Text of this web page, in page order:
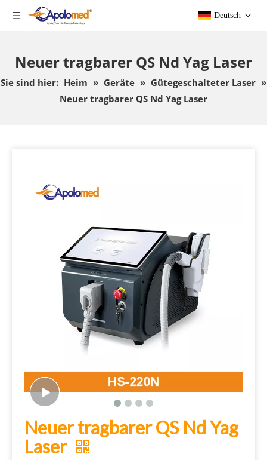
Deutsch
Neuer tragbarer QS Nd Yag Laser
Sie sind hier: Heim » Geräte » Gütegeschalteter Laser »
Neuer tragbarer QS Nd Yag Laser
Neuer tragbarer QS Nd Yag
Laser